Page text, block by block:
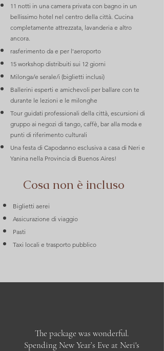
11 notti in una camera privata con bagno in un
bellissimo hotel nel centro della città. Cucina
completamente attrezzata, lavanderia e altro
ancora.
rasferimento da e per l'aeroporto
15 workshop distribuiti sui 12 giorni
Milonga/e serale/i (biglietti inclusi)
Ballerini esperti e amichevoli per ballare con te
durante le lezioni e le milonghe
Tour guidati professionali della città, escursioni di
gruppo ai negozi di tango, caffè, bar alla moda e
punti di riferimento culturali
Una festa di Capodanno esclusiva a casa di Neri e
Yanina nella Provincia di Buenos Aires!
Cosa non è incluso
Biglietti aerei
Assicurazione di viaggio
Pasti
Taxi locali e trasporto pubblico
The package was wonderful.
Spending New Year’s Eve at Neri's